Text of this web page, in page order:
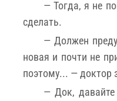
— Тогда, я не
сделать.
— Должен
новая и почти не
поэтому... — доктор
— Док, давайте